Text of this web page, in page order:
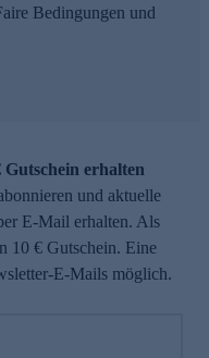
Bedingungen und
erhalten
und aktuelle
E-Mail erhalten. Als
10 € Gutschein. Eine
E-Mails möglich.